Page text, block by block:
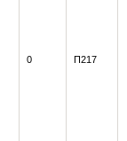
0 П217